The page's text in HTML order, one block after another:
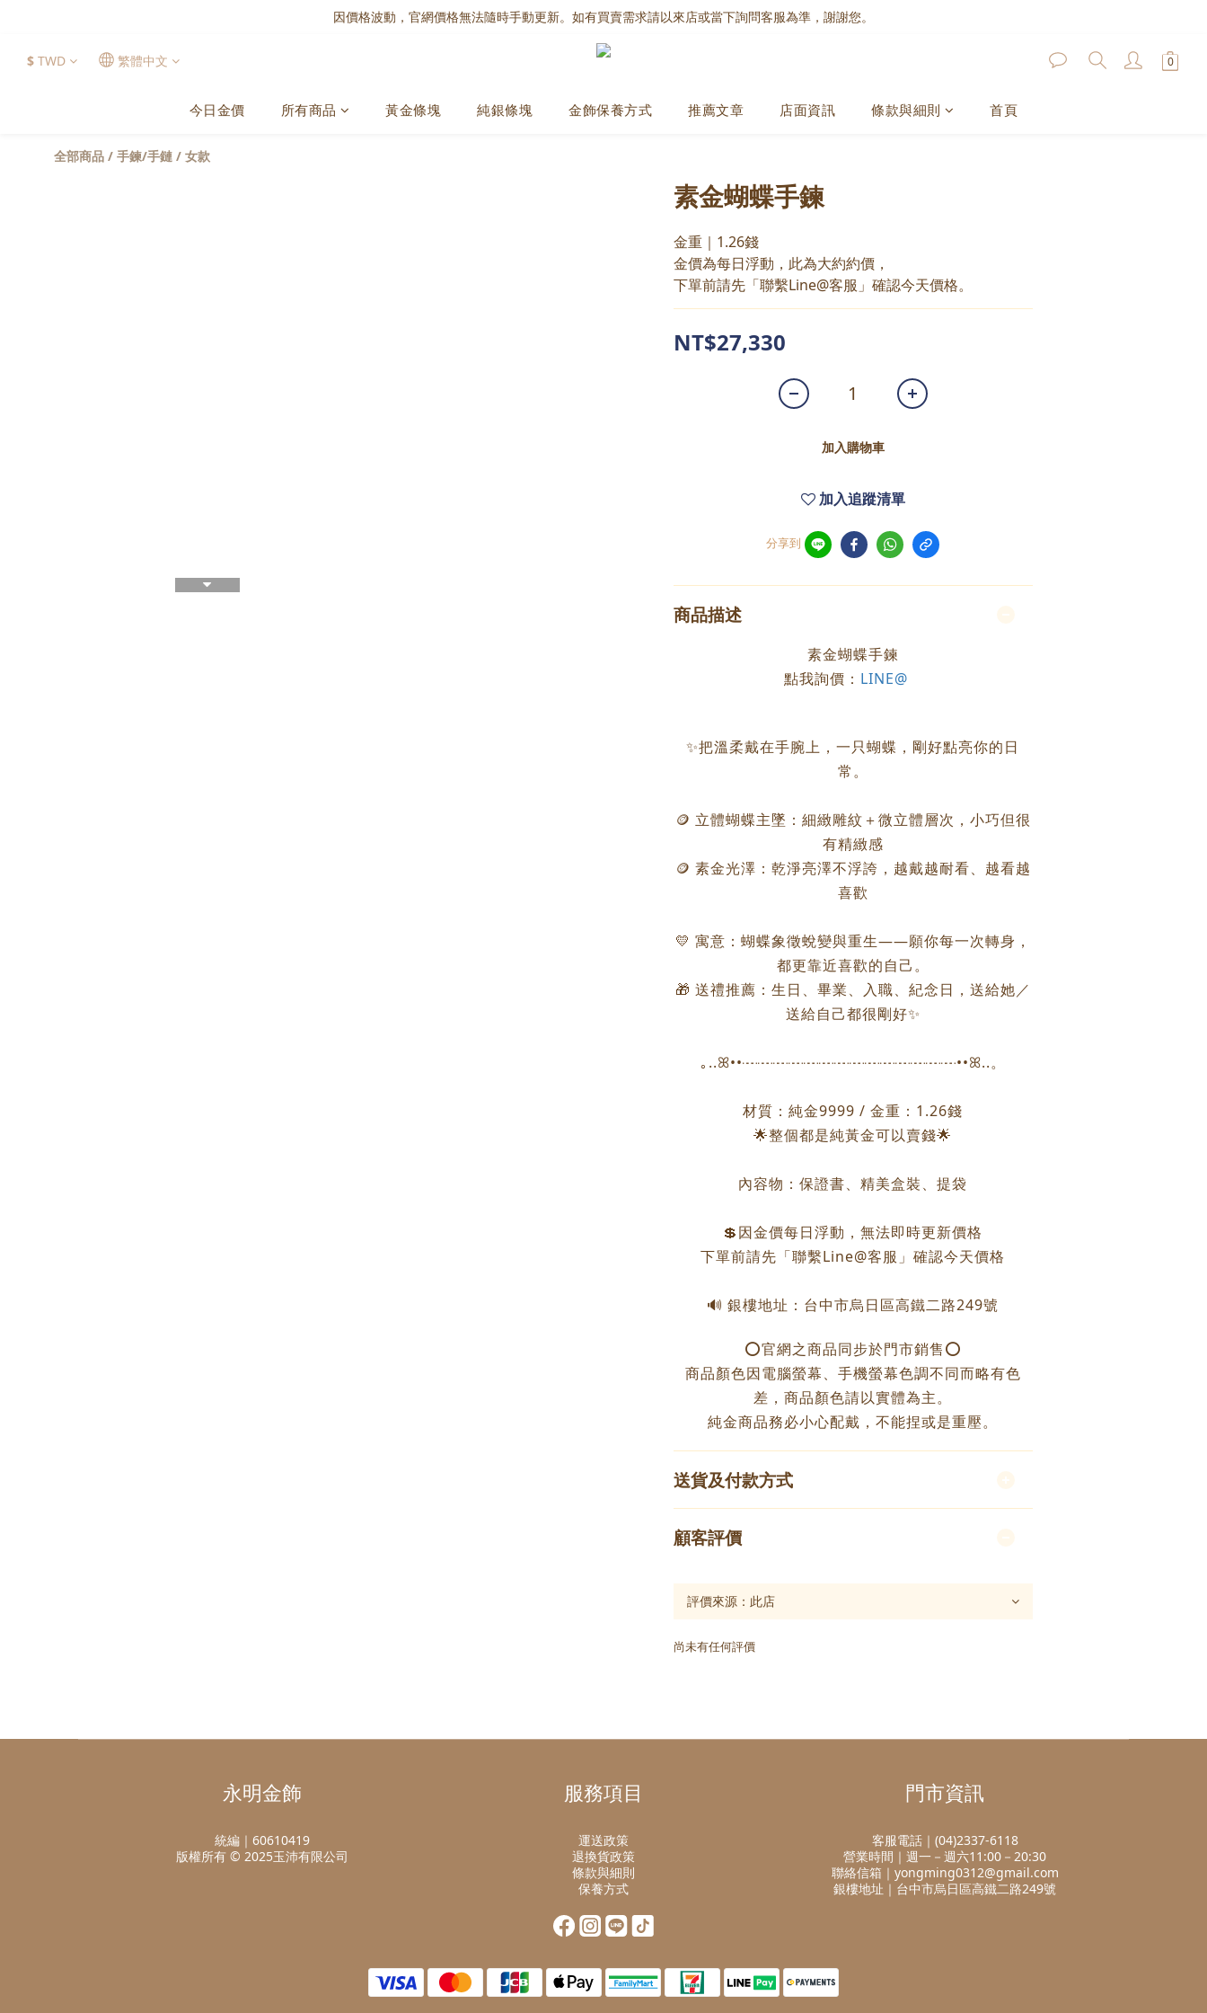
因價格波動，官網價格無法隨時手動更新。如有買賣需求請以來店或當下詢問客服為準，謝謝您。
$ TWD 繁體中文
今日金價 所有商品 黃金條塊 純銀條塊 金飾保養方式 推薦文章 店面資訊 條款與細則 首頁
全部商品 / 手鍊/手鏈 / 女款
素金蝴蝶手鍊
金重｜1.26錢
金價為每日浮動，此為大約約價，
下單前請先「聯繫Line@客服」確認今天價格。
NT$27,330
加入購物車
加入追蹤清單
分享到
商品描述
素金蝴蝶手鍊
點我詢價： LINE@
✨把溫柔戴在手腕上，一只蝴蝶，剛好點亮你的日
常。
🪙 立體蝴蝶主墜：細緻雕紋＋微立體層次，小巧但很
有精緻感
🪙 素金光澤：乾淨亮澤不浮誇，越戴越耐看、越看越
喜歡
💛 寓意：蝴蝶象徵蛻變與重生——願你每一次轉身，
都更靠近喜歡的自己。
🎁 送禮推薦：生日、畢業、入職、紀念日，送給她／
送給自己都很剛好✨
｡..ꕤ••┈┈┈┈┈┈┈┈┈┈┈┈┈┈••ꕤ..。
材質：純金9999 / 金重：1.26錢
🌟整個都是純黃金可以賣錢🌟
內容物：保證書、精美盒裝、提袋
💲因金價每日浮動，無法即時更新價格
下單前請先「聯繫Line@客服」確認今天價格
🔊 銀樓地址：台中市烏日區高鐵二路249號
⭕️官網之商品同步於門市銷售⭕️
商品顏色因電腦螢幕、手機螢幕色調不同而略有色
差，商品顏色請以實體為主。
純金商品務必小心配戴，不能捏或是重壓。
送貨及付款方式
顧客評價
尚未有任何評價
永明金飾
統編｜60610419
版權所有 © 2025玉沛有限公司
服務項目
運送政策
退換貨政策
條款與細則
保養方式
門市資訊
客服電話｜(04)2337-6118
營業時間｜週一－週六11:00－20:30
聯絡信箱｜yongming0312@gmail.com
銀樓地址｜台中市烏日區高鐵二路249號